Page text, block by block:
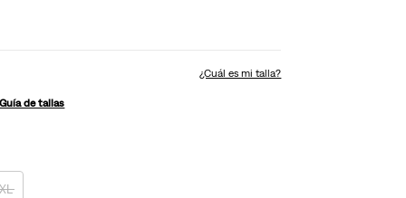
¿Cuál es mi talla?
Guía de tallas